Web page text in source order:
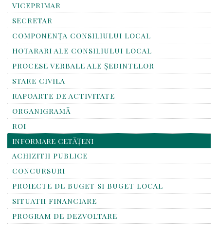
VICEPRIMAR
SECRETAR
COMPONENȚA CONSILIULUI LOCAL
HOTARARI ALE CONSILIULUI LOCAL
PROCESE VERBALE ALE ȘEDINTELOR
STARE CIVILA
RAPOARTE DE ACTIVITATE
ORGANIGRAMĂ
ROI
INFORMARE CETĂȚENI
ACHIZITII PUBLICE
CONCURSURI
PROIECTE DE BUGET SI BUGET LOCAL
SITUATII FINANCIARE
PROGRAM DE DEZVOLTARE